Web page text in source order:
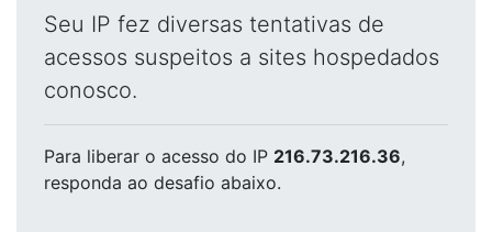
Seu IP fez diversas tentativas de
acessos suspeitos a sites hospedados
conosco.
Para liberar o acesso do IP 216.73.216.36,
responda ao desafio abaixo.